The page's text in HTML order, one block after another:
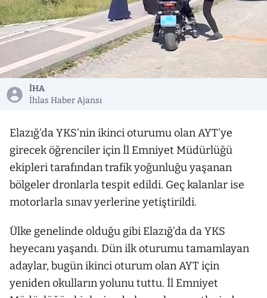
İHA
İhlas Haber Ajansı
Elazığ’da YKS’nin ikinci oturumu olan AYT’ye
girecek öğrenciler için İl Emniyet Müdürlüğü
ekipleri tarafından trafik yoğunluğu yaşanan
bölgeler dronlarla tespit edildi. Geç kalanlar ise
motorlarla sınav yerlerine yetiştirildi.
Ülke genelinde olduğu gibi Elazığ’da da YKS
heyecanı yaşandı. Dün ilk oturumu tamamlayan
adaylar, bugün ikinci oturum olan AYT için
yeniden okulların yolunu tuttu. İl Emniyet